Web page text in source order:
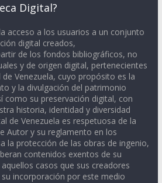
Digital?
acceso a los usuarios a un conjunto
digital creados,
de los fondos bibliográficos, no
y de origen digital, pertenecientes
Venezuela, cuyo propósito es la
y la divulgación del patrimonio
como su preservación digital, con
historia, identidad y diversidad
de Venezuela es respetuosa de la
Autor y su reglamento en los
la protección de las obras de ingenio,
contenidos exentos de su
casos que sus creadores
incorporación por este medio